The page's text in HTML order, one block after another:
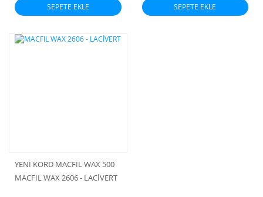
SEPETE EKLE SEPETE EKLE
YENİ KORD MACFIL WAX 500
MACFIL WAX 2606 - LACİVERT